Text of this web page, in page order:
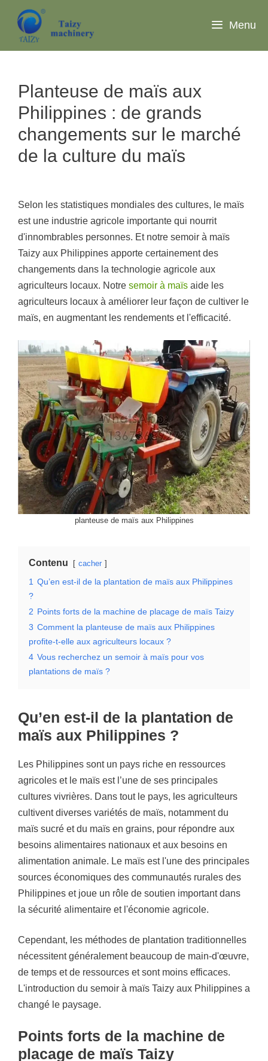
contenu
Menu
Planteuse de maïs aux
Philippines : de grands
changements sur le marché
de la culture du maïs
Selon les statistiques mondiales des cultures, le maïs
est une industrie agricole importante qui nourrit
d'innombrables personnes. Et notre semoir à maïs
Taizy aux Philippines apporte certainement des
changements dans la technologie agricole aux
agriculteurs locaux. Notre semoir à maïs aide les
agriculteurs locaux à améliorer leur façon de cultiver le
maïs, en augmentant les rendements et l'efficacité.
planteuse de maïs aux Philippines
Contenu cacher
1 Qu’en est-il de la plantation de maïs aux Philippines
?
2 Points forts de la machine de placage de maïs Taizy
3 Comment la planteuse de maïs aux Philippines
profite-t-elle aux agriculteurs locaux ?
4 Vous recherchez un semoir à maïs pour vos
plantations de maïs ?
Qu’en est-il de la plantation de
maïs aux Philippines ?
Les Philippines sont un pays riche en ressources
agricoles et le maïs est l’une de ses principales
cultures vivrières. Dans tout le pays, les agriculteurs
cultivent diverses variétés de maïs, notamment du
maïs sucré et du maïs en grains, pour répondre aux
besoins alimentaires nationaux et aux besoins en
alimentation animale. Le maïs est l'une des principales
sources économiques des communautés rurales des
Philippines et joue un rôle de soutien important dans
la sécurité alimentaire et l'économie agricole.
Cependant, les méthodes de plantation traditionnelles
nécessitent généralement beaucoup de main-d'œuvre,
de temps et de ressources et sont moins efficaces.
L'introduction du semoir à maïs Taizy aux Philippines a
changé le paysage.
Points forts de la machine de
placage de maïs Taizy